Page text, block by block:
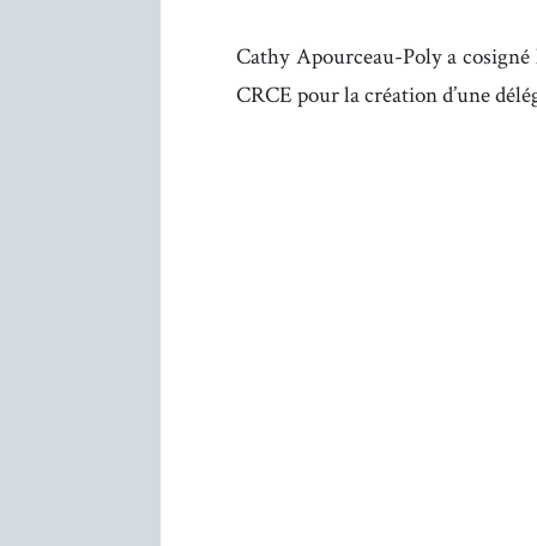
Cathy Apourceau-Poly a
CRCE pour la création d’une